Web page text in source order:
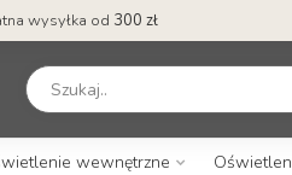
wysyłka od 300 zł
wewnętrzne